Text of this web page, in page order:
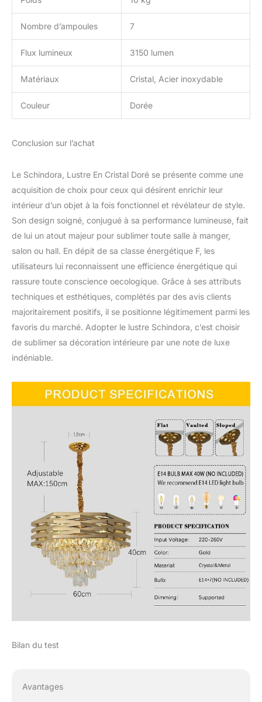
les hôtels. Quelle que
soit la pièce à laquelle
vous souhaitez ajouter
un charme unique, ce
produit peut répondre à
vos besoins.
Nombre d’ampoules 7
Flux lumineux 3150 lumen
Matériaux Cristal, Acier inoxydable
Couleur Dorée
Conclusion sur l’achat
Le Schindora, Lustre En Cristal Doré se présente comme une
acquisition de choix pour ceux qui désirent enrichir leur
intérieur d’un objet à la fois fonctionnel et révélateur de style.
Son design soigné, conjugué à sa performance lumineuse, fait
de lui un atout majeur pour sublimer toute salle à manger,
salon ou hall. En dépit de sa classe énergétique F, les
utilisateurs lui reconnaissent une efficience énergétique qui
rassure toute conscience oecologique. Grâce à ses attributs
techniques et esthétiques, complétés par des avis clients
majoritairement positifs, il se positionne légitimement parmi les
favoris du marché. Adopter le lustre Schindora, c’est choisir
de sublimer sa décoration intérieure par une note de luxe
indéniable.
Bilan du test
Avantages